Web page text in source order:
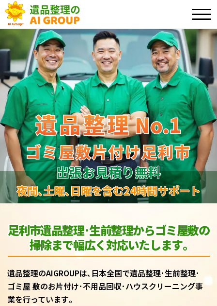
遺品整理No.1
ゴミ屋敷片付け足利市
遺品整理No.1
ゴミ屋敷片付け足利市
出張お見積り無料
夜間､土曜､日曜を含む24時間サポート
足利市遺品整理･生前整理からゴミ屋敷の
掃除まで幅広く対応いたします｡
遺品整理のAIGROUPは､日本全国で遺品整理･生前整理･
ゴミ屋 敷のお片付け･不用品回収･ハウスクリーニング事
業を行っています｡